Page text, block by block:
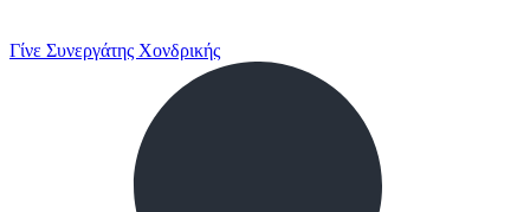
Γίνε Συνεργάτης Χονδρικής